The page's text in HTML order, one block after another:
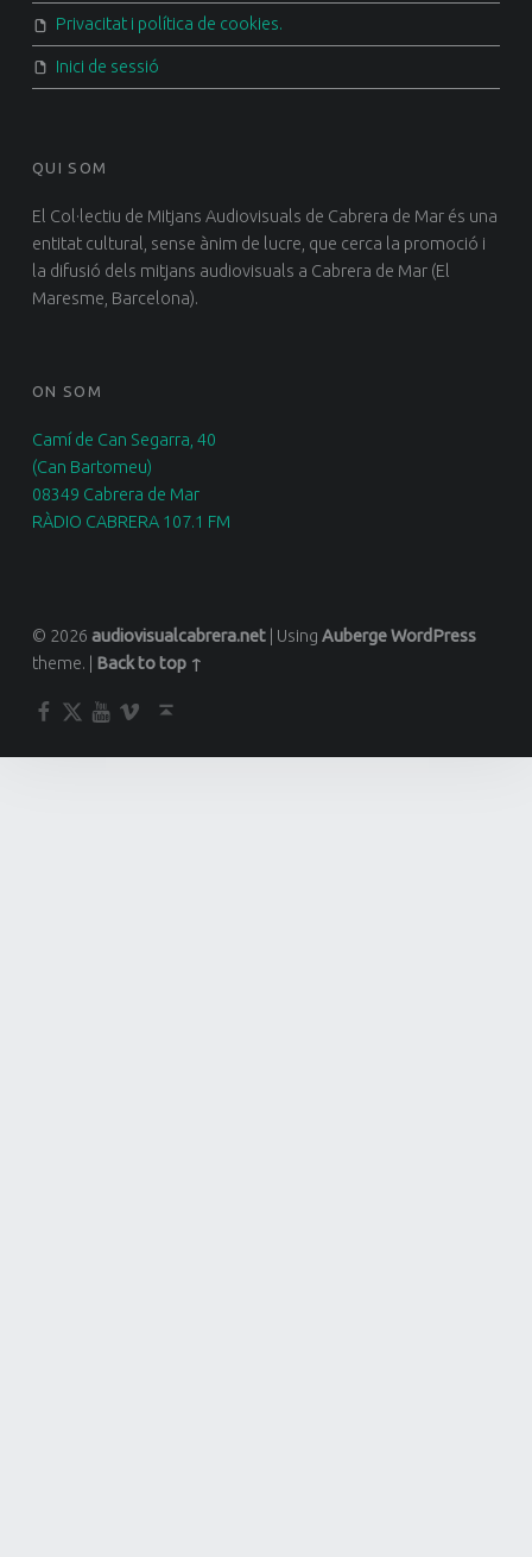
Privacitat i política de cookies.
Inici de sessió
QUI SOM
El Col·lectiu de Mitjans Audiovisuals de Cabrera de Mar és una
entitat cultural, sense ànim de lucre, que cerca la promoció i
la difusió dels mitjans audiovisuals a Cabrera de Mar (El
Maresme, Barcelona).
ON SOM
Camí de Can Segarra, 40
(Can Bartomeu)
08349 Cabrera de Mar
RÀDIO CABRERA 107.1 FM
© 2026 audiovisualcabrera.net Using AubergeWordPress
theme.
Back to top ↑
Facebook
TwitterYouTube
Vimeo